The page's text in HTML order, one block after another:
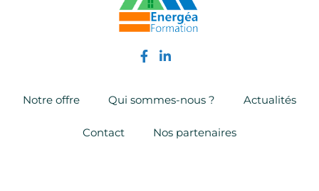
Notre offre Qui sommes-nous ? Actualités
Contact Nos partenaires